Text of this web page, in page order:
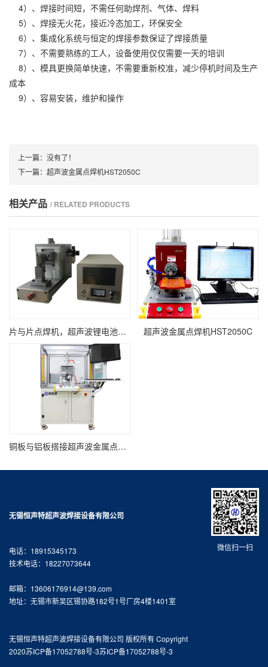
4）、焊接时间短，不需任何助焊剂、气体、焊料
5）、焊接无火花，接近冷态加工，环保安全
6）、集成化系统与恒定的焊接参数保证了焊接质量
7）、不需要熟练的工人，设备使用仅仅需要一天的培训
8）、模具更换简单快速，不需要重新校准，减少停机时间及生产
成本
9）、容易安装，维护和操作
上一篇：没有了！
下一篇： 超声波金属点焊机HST2050C
相关产品 / RELATED PRODUCTS
片与片点焊机，超声波锂电池正负级耳焊接 超声波金属点焊机HST2050C
铜板与铝板搭接超声波金属点焊机HST2050C
微信扫一扫
无锡恒声特超声波焊接设备有限公司
电话：18915345173
技术电话：18227073644
邮箱：13606176914@139.com
地址：无锡市新吴区锡协路182号1号厂房4楼1401室
无锡恒声特超声波焊接设备有限公司 版权所有 Copyright
2020苏ICP备17052788号-3苏ICP备17052788号-3